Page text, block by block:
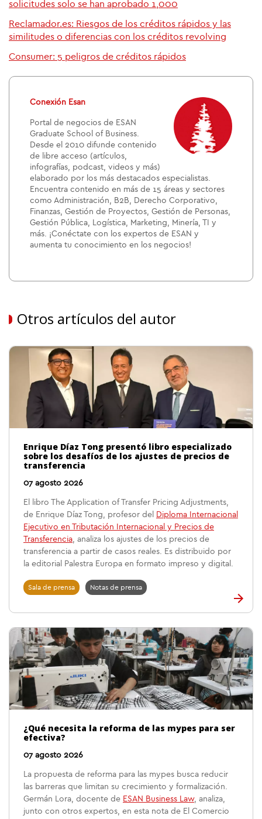
solicitudes solo se han aprobado 1,000
Reclamador.es: Riesgos de los créditos rápidos y las
similitudes o diferencias con los créditos revolving
Consumer: 5 peligros de créditos rápidos
Conexión Esan
Portal de negocios de ESAN
Graduate School of Business.
Desde el 2010 difunde contenido
de libre acceso (artículos,
infografías, podcast, videos y más)
elaborado por los más destacados especialistas.
Encuentra contenido en más de 15 áreas y sectores
como Administración, B2B, Derecho Corporativo,
Finanzas, Gestión de Proyectos, Gestión de Personas,
Gestión Pública, Logística, Marketing, Minería, TI y
más. ¡Conéctate con los expertos de ESAN y
aumenta tu conocimiento en los negocios!
Otros artículos del autor
Enrique Díaz Tong presentó libro especializado
sobre los desafíos de los ajustes de precios de
transferencia
07 agosto 2026
El libro The Application of Transfer Pricing Adjustments,
de Enrique Díaz Tong, profesor del
Diploma Internacional
Ejecutivo en Tributación Internacional y Precios de
Transferencia, analiza los ajustes de los precios de
transferencia a partir de casos reales. Es distribuido por
la editorial Palestra Europa en formato impreso y digital.
Sala de prensa Notas de prensa
¿Qué necesita la reforma de las mypes para ser
efectiva?
07 agosto 2026
La propuesta de reforma para las mypes busca reducir
las barreras que limitan su crecimiento y formalización.
Germán Lora, docente de ESAN Business Law, analiza,
junto con otros expertos, en esta nota de El Comercio